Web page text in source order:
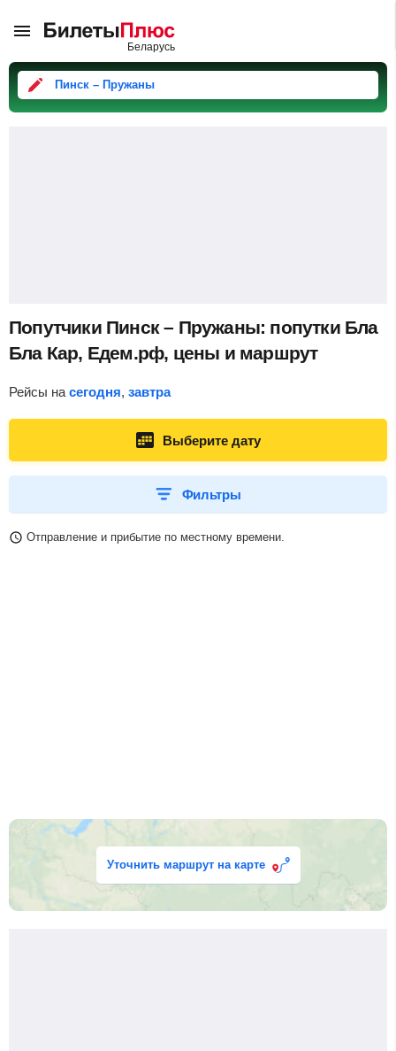
Пинск – Пружаны
Попутчики Пинск – Пружаны: попутки Бла
Бла Кар, Едем.рф, цены и маршрут
Рейсы на сегодня, завтра
Выберите дату
Фильтры
Отправление и прибытие по местному времени.
Уточнить маршрут на карте